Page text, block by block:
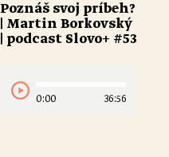
Poznáš svoj príbeh?
| Martin Borkovský
| podcast Slovo+ #53
0:00 36:56